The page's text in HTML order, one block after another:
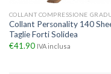
Collant Personality 140
Taglie Forti Solidea
€41.90 IVA inclusa